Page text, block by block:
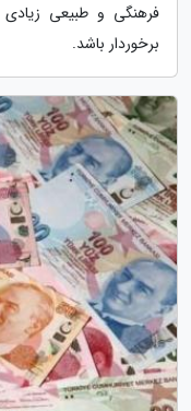
فرهنگی و طبیعی زیادی
برخوردار باشد.